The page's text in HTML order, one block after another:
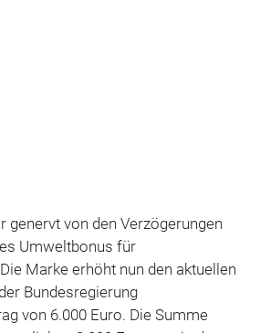
genervt von den Verzögerungen
Umweltbonus für
Marke erhöht nun den aktuellen
Bundesregierung
von 6.000 Euro. Die Summe